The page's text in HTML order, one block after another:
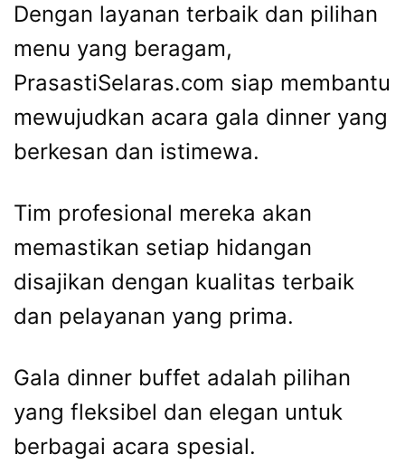
Dengan layanan terbaik dan pilihan
menu yang beragam,
PrasastiSelaras.com siap membantu
mewujudkan acara gala dinner yang
berkesan dan istimewa.
Tim profesional mereka akan
memastikan setiap hidangan
disajikan dengan kualitas terbaik
dan pelayanan yang prima.
Gala dinner buffet adalah pilihan
yang fleksibel dan elegan untuk
berbagai acara spesial.